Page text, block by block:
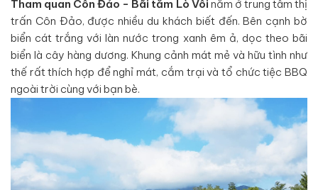
Tham quan Côn Đảo - Bãi tắm Lò Vôi nằm ở trung tâm thị
trấn Côn Đảo, được nhiều du khách biết đến. Bên cạnh bờ
biển cát trắng với làn nước trong xanh êm ả, dọc theo bãi
biển là cây hàng dương. Khung cảnh mát mẻ và hữu tình như
thế rất thích hợp để nghỉ mát, cắm trại và tổ chức tiệc BBQ
ngoài trời cùng với bạn bè.